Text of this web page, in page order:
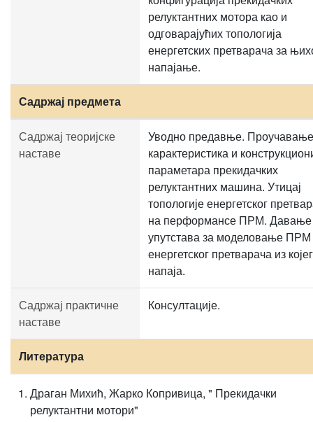
релуктантних мотора као и
одговарајућих топологија
енергетских претварача за
напајање.
Садржај предмета
Садржај теоријске
наставе
Уводно предавње. Проучавање
карактеристика и
параметара прекидачких
релуктантних машина. Утицај
топологије енергетског
на перформансе ПРМ. Давање
упутстава за моделовање
енергетског претварача из
напаја.
Садржај практичне
наставе
Консултације.
Литература
Драган Михић, Жарко Копривица, " Прекидачки
релуктантни мотори"